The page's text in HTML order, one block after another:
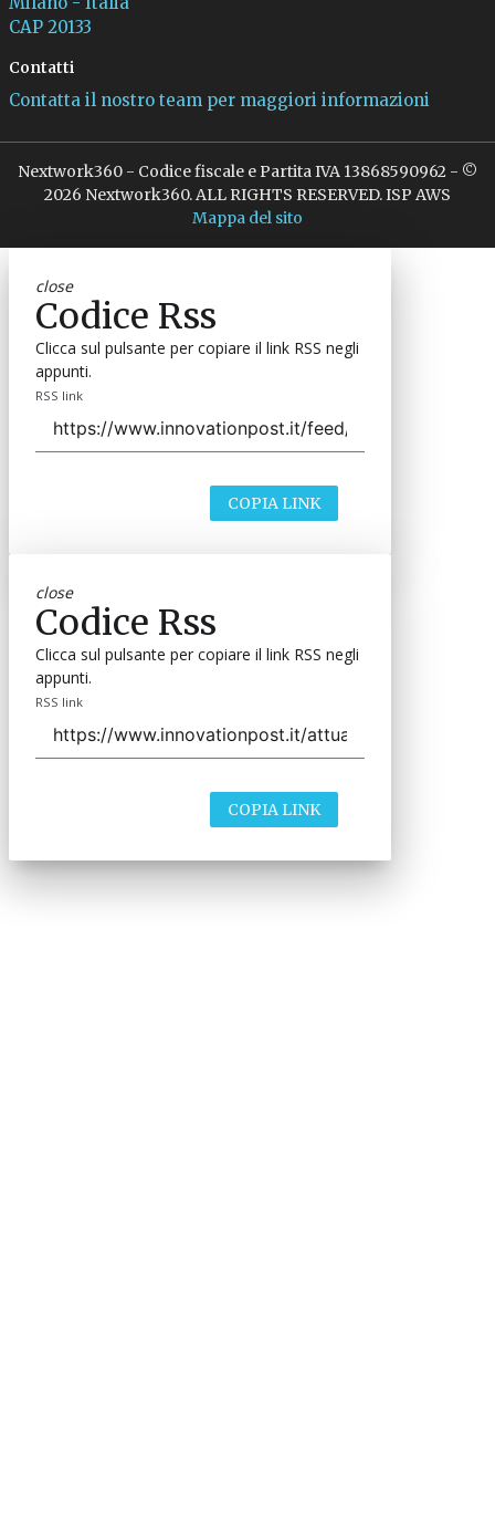
CAP 20133
Contatti
Contatta il nostro team per maggiori informazioni
Nextwork360 - Codice fiscale e Partita IVA 13868590962 - ©
2026 Nextwork360. ALL RIGHTS RESERVED. ISP AWS
Mappa del sito
close
Codice Rss
Clicca sul pulsante per copiare il link RSS negli
appunti.
RSS link
COPIA LINK
close
Codice Rss
Clicca sul pulsante per copiare il link RSS negli
appunti.
RSS link
COPIA LINK